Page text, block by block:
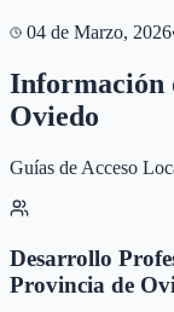
04 de Marzo, 2026
Información
Oviedo
Guías de Acceso
Desarrollo
Provincia de